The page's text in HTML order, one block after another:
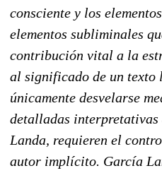
consciente y los
elementos subliminales
contribución vital a la
al significado de un texto
únicamente desvelarse
detalladas interpretativas
Landa, requieren el
autor implícito. García